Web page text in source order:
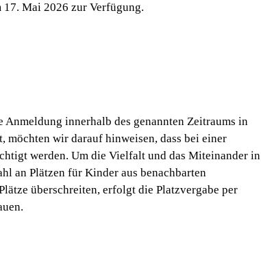
Mai 2026 zur Verfügung.
innerhalb des genannten Zeitraums in
möchten wir darauf hinweisen, dass bei einer
werden. Um die Vielfalt und das Miteinander in
an Plätzen für Kinder aus benachbarten
überschreiten, erfolgt die Platzvergabe per